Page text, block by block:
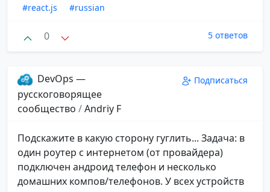
#react.js
#russian
0 5 ответов
DevOps —
русскоговорящее
сообщество /Andriy F
Подписаться
Подскажите в какую сторону гуглить... Задача: в
один роутер с интернетом (от провайдера)
подключен андроид телефон и несколько
домашних компов/телефонов. У всех устройств